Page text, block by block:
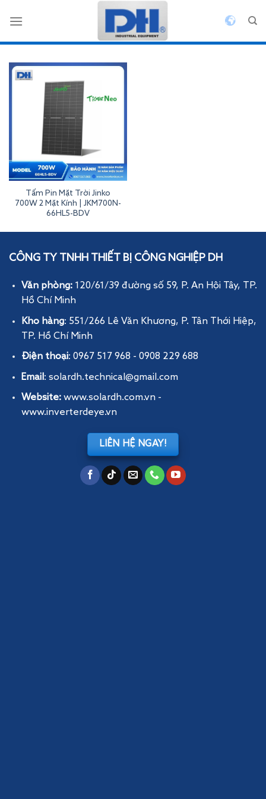
qua
Tấm Pin Mặt Trời Jinko
700W 2 Mặt Kính | JKM700N-
66HL5-BDV
Inverterdeye
CÔNG TY TNHH THIẾT BỊ CÔNG NGHIỆP DH
Văn phòng: 120/61/39 đường số 59, P. An Hội Tây, TP.
Hồ Chí Minh
Kho hàng: 551/266 Lê Văn Khương, P. Tân Thới Hiệp,
TP. Hồ Chí Minh
Điện thoại: 0967 517 968 - 0908 229 688
Email : solardh.technical@gmail.com
Website: www.solardh.com.vn-
www.inverterdeye.vn
LIÊN HỆ NGAY!